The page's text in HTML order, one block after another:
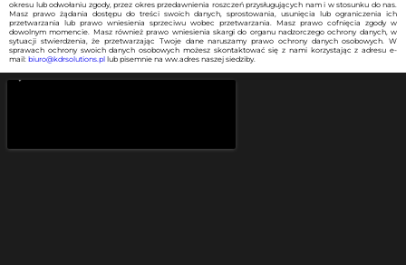
okresu lub odwołaniu zgody, przez okres przedawnienia roszczeń przysługujących nam i w stosunku do nas.
Masz prawo żądania dostępu do treści swoich danych, sprostowania, usunięcia lub ograniczenia ich
przetwarzania lub prawo wniesienia sprzeciwu wobec przetwarzania. Masz prawo cofnięcia zgody w
dowolnym momencie. Masz również prawo wniesienia skargi do organu nadzorczego ochrony danych, w
sytuacji stwierdzenia, że przetwarzając Twoje dane naruszamy prawo ochrony danych osobowych. W
sprawach ochrony swoich danych osobowych możesz skontaktować się z nami korzystając z adresu e-
mail: biuro@kdrsolutions.pl lub pisemnie na ww.adres naszej siedziby.